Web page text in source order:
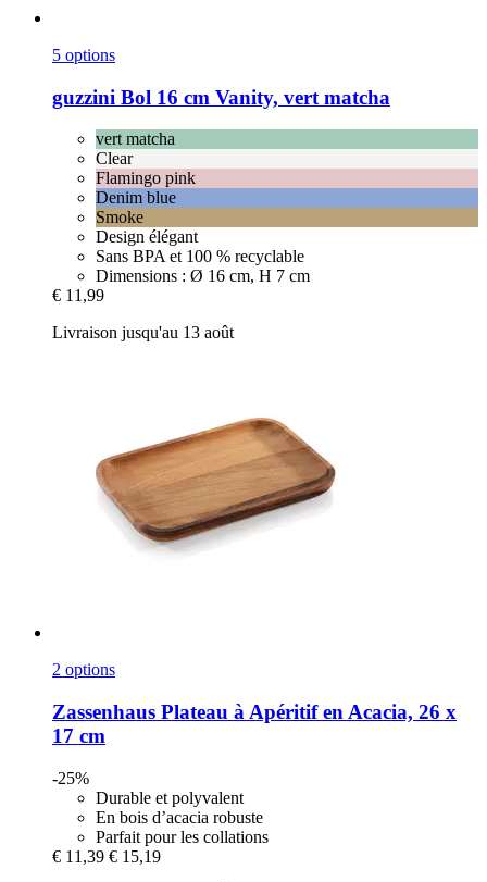
5 options
guzzini Bol 16 cm Vanity, vert matcha
vert matcha
Clear
Flamingo pink
Denim blue
Smoke
Design élégant
Sans BPA et 100 % recyclable
Dimensions : Ø 16 cm, H 7 cm
€ 11,99
Livraison jusqu'au 13 août
2 options
Zassenhaus Plateau à Apéritif en Acacia, 26 x
17 cm
-25%
Durable et polyvalent
En bois d’acacia robuste
Parfait pour les collations
€ 11,39 € 15,19